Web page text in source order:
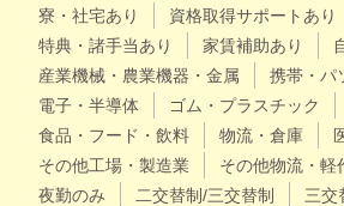
寮・社宅あり
資格取得サポートあり
特典・諸手当あり
家賃補助あり
産業機械・農業機器・金属
携帯・パ
電子・半導体
ゴム・プラスチック
食品・フード・飲料
物流・倉庫
その他工場・製造業
その他物流・軽
夜勤のみ
二交替制/三交替制 三交